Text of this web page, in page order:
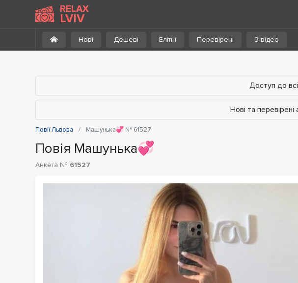
RELAX
LVIV
Нові Дешеві Елітні Перевірені З відео
Доступ до
Нові та
Повії Львова Машунька💞 № 61527
Повія Машунька💞
Анкета № 61527